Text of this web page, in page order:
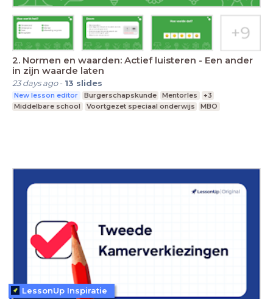
2. Normen en waarden: Actief luisteren - Een ander
in zijn waarde laten
23 days ago- 13 slides
New lesson editor Burgerschapskunde Mentorles
+3
Middelbare school
Voortgezet speciaal onderwijs MBO
LessonUp Inspiratie